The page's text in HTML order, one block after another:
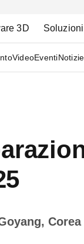
3D Soluzioni
VideoEventiNotizie